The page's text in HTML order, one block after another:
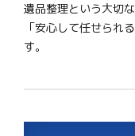
遺品整理という大切
「安心して任せられ
す。